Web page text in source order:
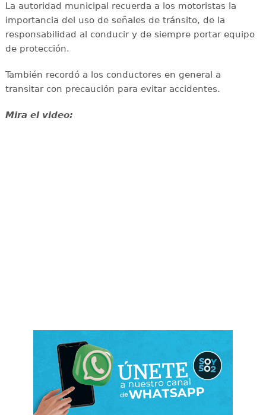
La autoridad municipal recuerda a los motoristas la
importancia del uso de señales de tránsito, de la
responsabilidad al conducir y de siempre portar equipo
de protección.
También recordó a los conductores en general a
transitar con precaución para evitar accidentes.
Mira el video: